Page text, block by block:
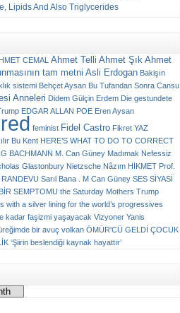
Lipids And Also Triglycerides
CEMAL Ahmet Telli Ahmet Şık Ahmet
tam metni Asli Erdogan Bakişın
sistemi Behçet Aysan Bu Tufandan Sonra Cansu
Anneleri Didem Gülçin Erdem Die gestundete
EDGAR ALLAN POE Eren Aysan
feminist Fidel Castro Fikret YAZ
Bu Kent HERE’S WHAT TO DO TO CORRECT
BACHMANN M. Can Güney Madımak Nefessiz
Glastonbury Nietzsche Nâzım HİKMET Prof.
RANDEVU Sarıl Bana . M Can Güney SES SİYASİ
SEMPTOMU the Saturday Mothers Trump
with a silver lining for the world’s progressives
kadar faşizmi yaşayacak Vizyoner Yanis
bir avuç volkan ÖMÜR'CÜ GELDİ ÇOCUK
‘Şiirin beslendiği kaynak hayattır’